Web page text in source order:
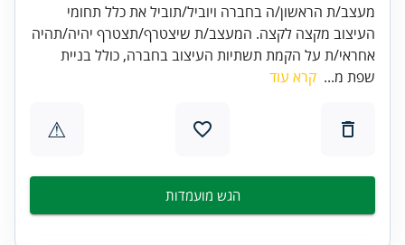
מעצב/ת הראשון/ה בחברה ויוביל/תוביל את כלל תחומי
העיצוב מקצה לקצה. המעצב/ת שיצטרף/תצטרף יהיה/תהיה
אחראי/ת על הקמת תשתיות העיצוב בחברה, כולל בניית
שפת מ... קרא עוד
⚠
הגש מועמדות